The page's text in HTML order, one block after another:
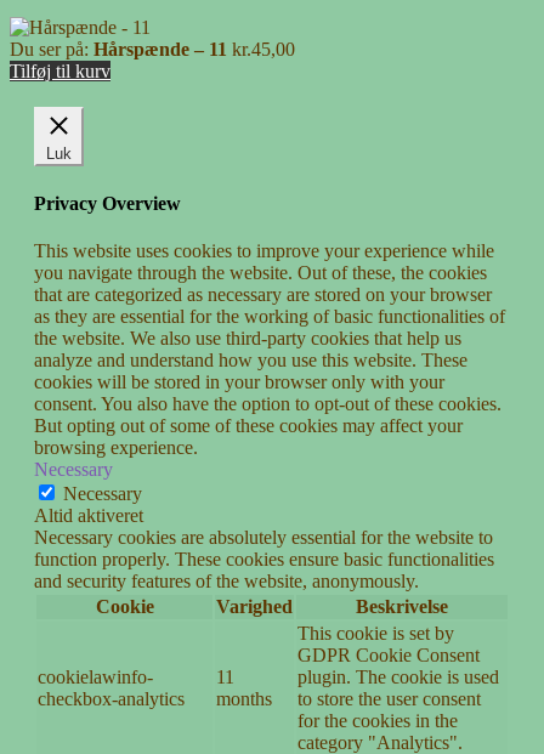
Du ser på: Hårspænde – 11 kr.45,00
Tilføj til kurv
Luk
Privacy Overview
This website uses cookies to improve your experience while
you navigate through the website. Out of these, the cookies
that are categorized as necessary are stored on your browser
as they are essential for the working of basic functionalities of
the website. We also use third-party cookies that help us
analyze and understand how you use this website. These
cookies will be stored in your browser only with your
consent. You also have the option to opt-out of these cookies.
But opting out of some of these cookies may affect your
browsing experience.
Necessary
Necessary
Altid aktiveret
Necessary cookies are absolutely essential for the website to
function properly. These cookies ensure basic functionalities
and security features of the website, anonymously.
Cookie
Varighed Beskrivelse
cookielawinfo-
checkbox-analytics
11
months
This cookie is set by
GDPR Cookie Consent
plugin. The cookie is used
to store the user consent
for the cookies in the
category "Analytics".